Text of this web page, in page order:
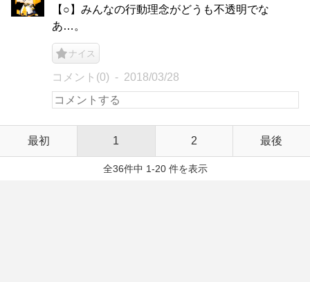
【○】みんなの行動理念がどうも不透明でな
あ…。
ナイス
コメント(0) 2018/03/28
最初 1 2 最後
全36件中 1-20 件を表示